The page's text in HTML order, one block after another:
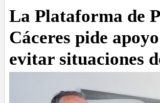
La Plataforma de
Cáceres pide
evitar situaciones